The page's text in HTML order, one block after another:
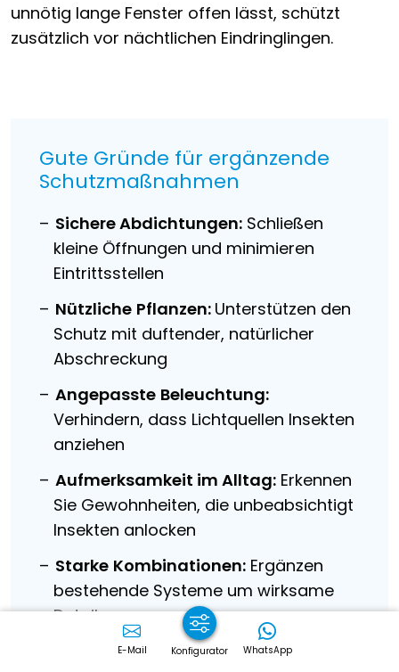
unnötig lange Fenster offen lässt, schützt
zusätzlich vor nächtlichen Eindringlingen.
Gute Gründe für ergänzende
Schutzmaßnahmen
Sichere Abdichtungen: Schließen
kleine Öffnungen und minimieren
Eintrittsstellen
Nützliche Pflanzen: Unterstützen den
Schutz mit duftender, natürlicher
Abschreckung
Angepasste Beleuchtung:
Verhindern, dass Lichtquellen Insekten
anziehen
Aufmerksamkeit im Alltag: Erkennen
Sie Gewohnheiten, die unbeabsichtigt
Insekten anlocken
Starke Kombinationen: Ergänzen
bestehende Systeme um wirksame
Details
E-Mail Konfigurator WhatsApp